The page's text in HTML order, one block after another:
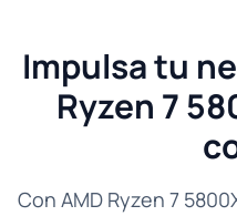
Impulsa tu
Ryzen 7
Con AMD Ryzen 7